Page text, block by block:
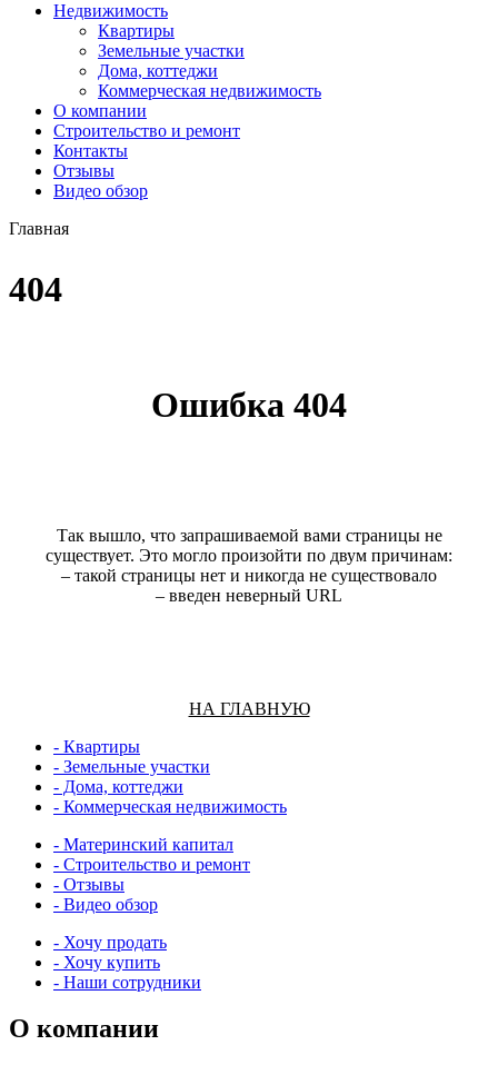
Недвижимость
Квартиры
Земельные участки
Дома, коттеджи
Коммерческая недвижимость
О компании
Строительство и ремонт
Контакты
Отзывы
Видео обзор
Главная
404
Ошибка 404
Так вышло, что запрашиваемой вами страницы не
сущеcтвует. Это могло произойти по двум причинам:
– такой страницы нет и никогда не сущеcтвовало
– введен неверный URL
НА ГЛАВНУЮ
- Квартиры
- Земельные участки
- Дома, коттеджи
- Коммерческая недвижимость
- Материнский капитал
- Строительство и ремонт
- Отзывы
- Видео обзор
- Хочу продать
- Хочу купить
- Наши сотрудники
О компании